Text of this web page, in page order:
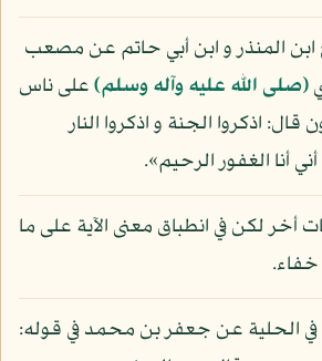
ابن المنذر و ابن أبي حاتم عن مصعب
(صلى الله عليه وآله وسلم)على ناس
اذكروا الجنة و اذكروا النار
أنا الغفور الرحيم».
أخر لكن في انطباق معنى الآية على ما
في الحلية عن جعفر بن محمد في قوله: